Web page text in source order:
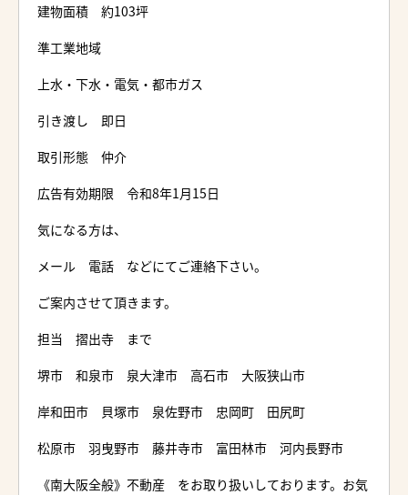
建物面積 約103坪
準工業地域
上水・下水・電気・都市ガス
引き渡し 即日
取引形態 仲介
広告有効期限 令和8年1月15日
気になる方は、
メール 電話 などにてご連絡下さい。
ご案内させて頂きます。
担当 摺出寺 まで
堺市 和泉市 泉大津市 高石市 大阪狭山市
岸和田市 貝塚市 泉佐野市 忠岡町 田尻町
松原市 羽曳野市 藤井寺市 富田林市 河内長野市
《南大阪全般》不動産 をお取り扱いしております。お気